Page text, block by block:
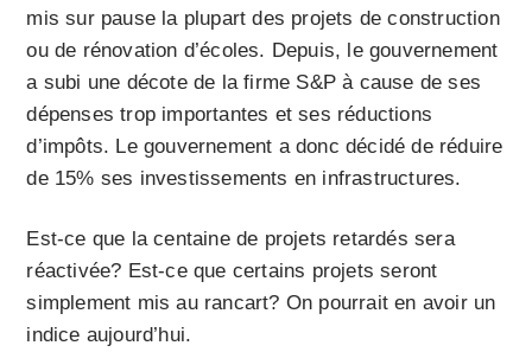
mis sur pause la plupart des projets de construction
ou de rénovation d’écoles. Depuis, le gouvernement
a subi une décote de la firme S&P à cause de ses
dépenses trop importantes et ses réductions
d’impôts. Le gouvernement a donc décidé de réduire
de 15% ses investissements en infrastructures.
Est-ce que la centaine de projets retardés sera
réactivée? Est-ce que certains projets seront
simplement mis au rancart? On pourrait en avoir un
indice aujourd’hui.